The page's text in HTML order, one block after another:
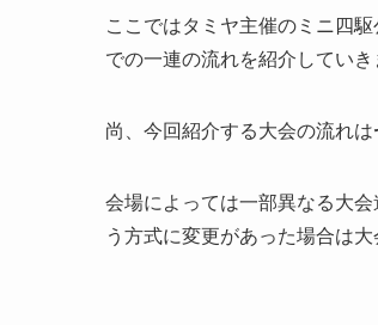
ここではタミヤ主催のミニ四
での一連の流れを紹介していき
尚、今回紹介する大会の流れは
会場によっては一部異なる大
う方式に変更があった場合は